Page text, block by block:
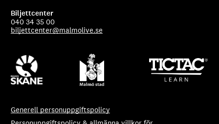
Biljettcenter
040 34 35 00
biljettcenter@malmolive.se
Generell personuppgiftspolicy